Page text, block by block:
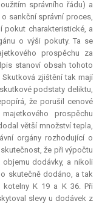
správního řádu) a
sankční správní proces,
pokut charakteristické, a
o výši pokuty. Ta se
prospěchu za
stanoví obsah tohoto
zjištění tak mají
podstaty deliktu,
že porušil cenové
prospěchu
větší množství tepla,
orgány rozhodující o
že při výpočtu
dodávky, a nikoli
skutečně dodáno, a tak
K 19 a K 36. Při
slevy u dodávek z